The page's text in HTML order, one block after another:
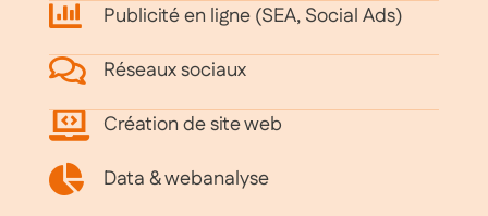
Publicité en ligne (SEA, Social Ads)
Réseaux sociaux
Création de site web
Data & webanalyse